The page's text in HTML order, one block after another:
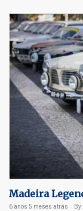
Madeira
6 anos 5 meses atrás